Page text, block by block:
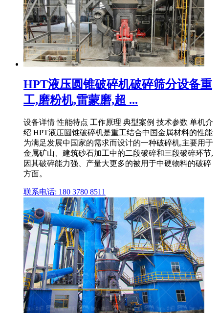
HPT液压圆锥破碎机破碎筛分设备重
工,磨粉机,雷蒙磨,超 ...
设备详情 性能特点 工作原理 典型案例 技术参数 单机介
绍 HPT液压圆锥破碎机是重工结合中国金属材料的性能
为满足发展中国家的需求而设计的一种破碎机,主要用于
金属矿山、建筑砂石加工中的二段破碎和三段破碎环节,
因其破碎能力强、产量大更多的被用于中硬物料的破碎
方面。
联系电话: 180 3780 8511